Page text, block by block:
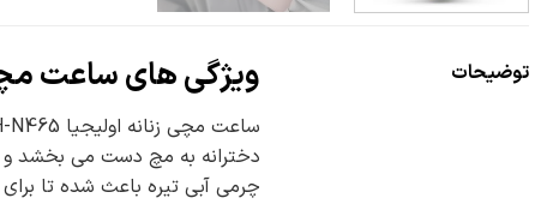
توضیحات ویژگی های ساعت
دخترانه به مچ دست می بخشد و
چرمی آبی تیره باعث شده تا